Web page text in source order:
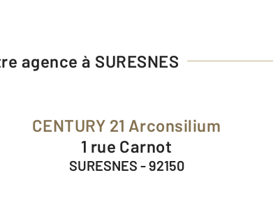
agence à SURESNES
CENTURY 21 Arconsilium
1 rue Carnot
SURESNES - 92150